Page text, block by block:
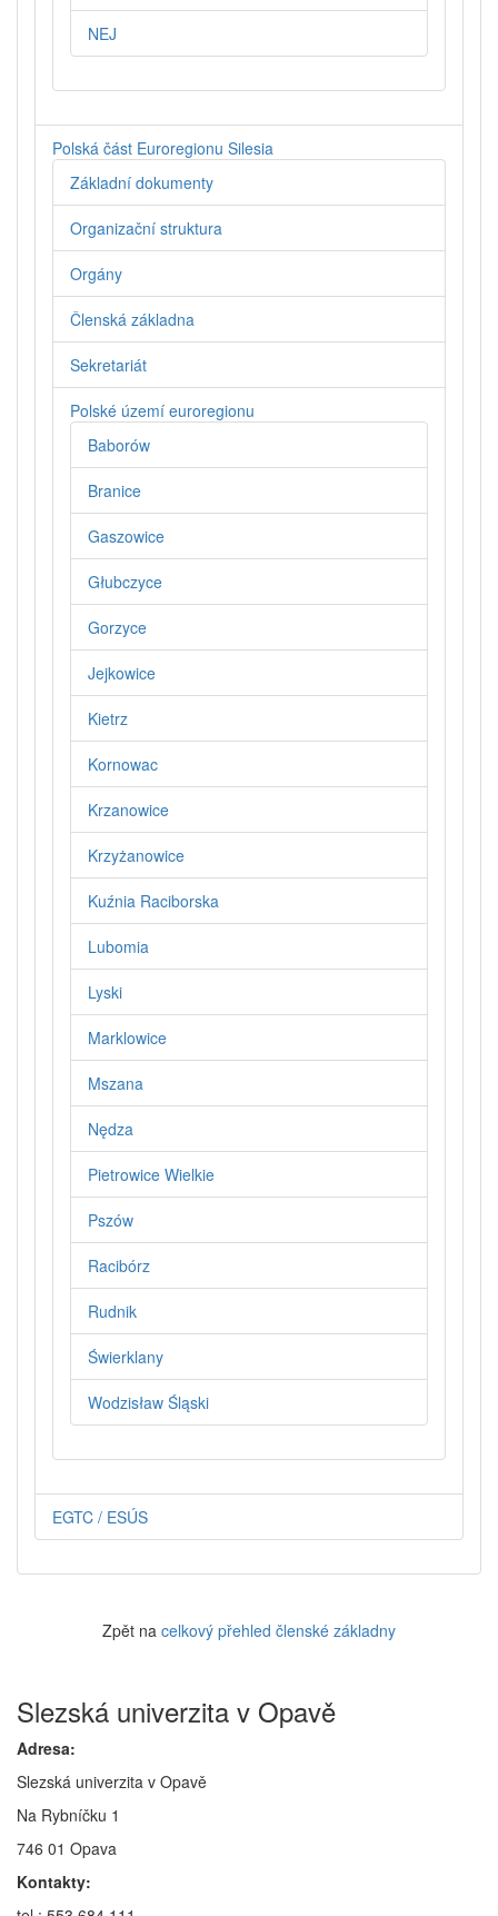
NEJ
Polská část Euroregionu Silesia
Základní dokumenty
Organizační struktura
Orgány
Členská základna
Sekretariát
Polské území euroregionu
Baborów
Branice
Gaszowice
Głubczyce
Gorzyce
Jejkowice
Kietrz
Kornowac
Krzanowice
Krzyżanowice
Kuźnia Raciborska
Lubomia
Lyski
Marklowice
Mszana
Nędza
Pietrowice Wielkie
Pszów
Racibórz
Rudnik
Świerklany
Wodzisław Śląski
EGTC / ESÚS
Zpět na celkový přehled členské základny
Slezská univerzita v Opavě
Adresa:
Slezská univerzita v Opavě
Na Rybníčku 1
746 01 Opava
Kontakty: